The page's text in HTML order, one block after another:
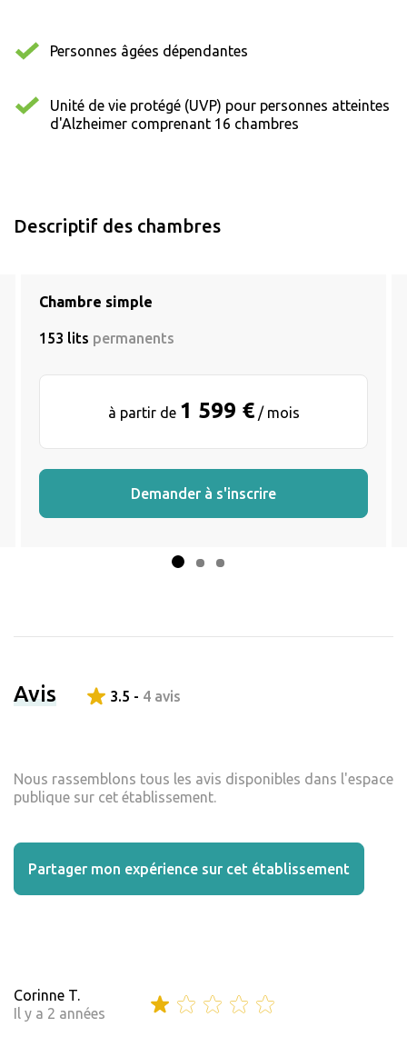
Personnes âgées dépendantes
Unité de vie protégé (UVP) pour personnes atteintes
d'Alzheimer comprenant 16 chambres
Descriptif des chambres
Chambre simple
153 lits permanents
à partir de 1 599 €/ mois
Demander à s'inscrire
Avis 3.5 - 4 avis
Nous rassemblons tous les avis disponibles dans l'espace
publique sur cet établissement.
Partager mon expérience sur cet établissement
Corinne T.
Il y a 2 années